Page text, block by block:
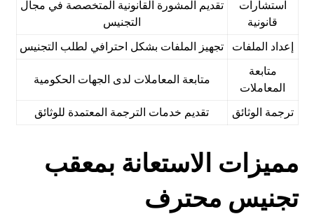
استشارات
قانونية
تقديم المشورة القانونية المتخصصة في مجال
التجنيس
إعداد الملفات تجهيز الملفات بشكل احترافي لطلب التجنيس
متابعة
المعاملات
متابعة المعاملات لدى الجهات الحكومية
ترجمة الوثائق تقديم خدمات الترجمة المعتمدة للوثائق
مميزات الاستعانة بمعقب
تجنيس محترف